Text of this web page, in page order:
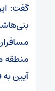
گفت:
منطقه
آیین